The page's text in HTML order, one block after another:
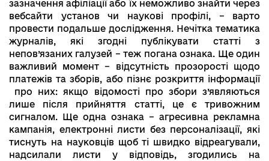
зазначення афіліації або їх неможливо знайти через
вебсайти установ чи наукові профілі, – варто
провести подальше дослідження. Нечітка тематика
журналів, які згодні публікувати статті з
непов’язаних галузей – теж погана ознака. Ще один
важливий момент – відсутність прозорості щодо
платежів та зборів, або пізнє розкриття інформації
про них: якщо відомості про збори з’являються
лише після прийняття статті, це є тривожним
сигналом. Ще одна ознака – агресивна рекламна
кампанія, електронні листи без персоналізації, які
тиснуть на науковців щоб ті швидко відреагували,
надсилали листи у відповідь, згодились на